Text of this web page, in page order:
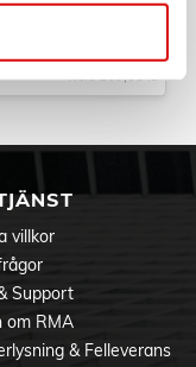
villkor
Support
om RMA
& Felleverans